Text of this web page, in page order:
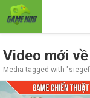
Video mới
Media tagged with